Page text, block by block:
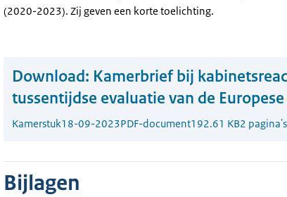
(2020-2023). Zij geven een korte toelichting.
Download: Kamerbrief bij
tussentijdse evaluatie van de
Kamerstuk18-09-2023PDF-document192.61 KB2 pagina's
Bijlagen